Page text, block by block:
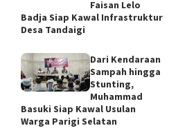
Faisan Lelo
Badja Siap Kawal Infrastruktur
Desa Tandaigi
Dari Kendaraan
Sampah hingga
Stunting,
Muhammad
Basuki Siap Kawal Usulan
Warga Parigi Selatan